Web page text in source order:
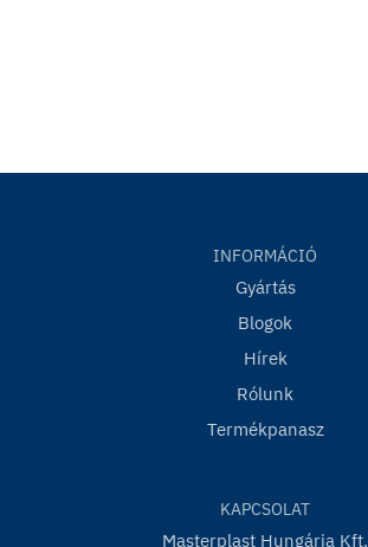
INFORMÁCIÓ
Gyártás
Blogok
Hírek
Rólunk
Termékpanasz
KAPCSOLAT
Masterplast Hungária Kft.